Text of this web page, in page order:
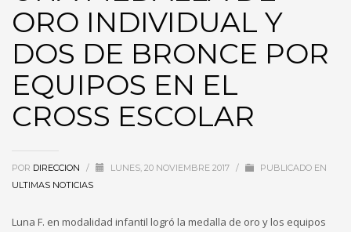
ORO INDIVIDUAL Y
DOS DE BRONCE POR
EQUIPOS EN EL
CROSS ESCOLAR
POR DIRECCION / LUNES, 20 NOVIEMBRE 2017 /
PUBLICADO EN
ULTIMAS NOTICIAS
Luna F. en modalidad infantil logró la medalla de oro y los equipos